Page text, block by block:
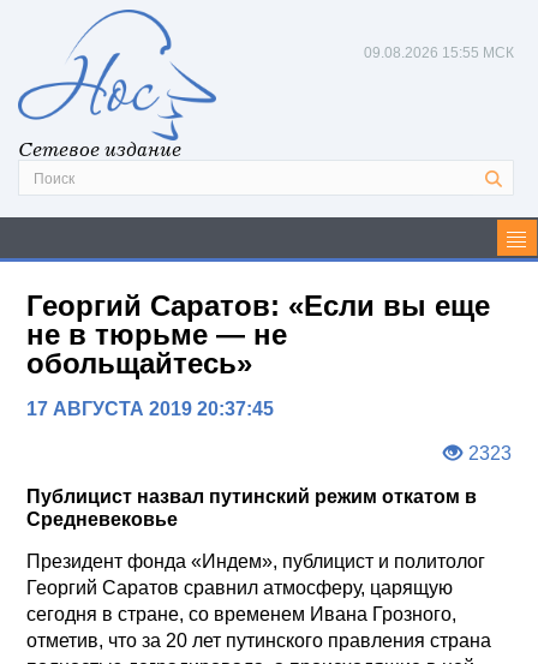
Сетевое издание
09.08.2026 15:55 МСК
Георгий Саратов: «Если вы еще
не в тюрьме — не
обольщайтесь»
17 АВГУСТА 2019 20:37:45
2323
Публицист назвал путинский режим откатом в
Средневековье
Президент фонда «Индем», публицист и политолог
Георгий Саратов сравнил атмосферу, царящую
сегодня в стране, со временем Ивана Грозного,
отметив, что за 20 лет путинского правления страна